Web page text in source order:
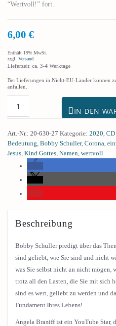
“Wertvoll!” fort.
6,00 €
Enthält 19% MwSt.
zzgl. Versand
Lieferzeit: ca. 3-4 Werktage
Bei Lieferungen in Nicht-EU-Länder können
anfallen.
IN DEN
Art.-Nr.: 20-630-27 Kategorie: 2020 CD
Bedeutung Bobby Schuller, Corona
Jesus Kind Gottes Namen wertvoll
Beschreibung
Bobby Schuller predigt über das
sind geliebt, wie Sie sind und nicht
was Sie selbst nicht an nicht mögen,
trotz all den Lasten, die Sie mit sich
sind es wert, geliebt zu werden und
Fundament Ihres Lebens!
Angela Braniff ist ein YouTube Star,